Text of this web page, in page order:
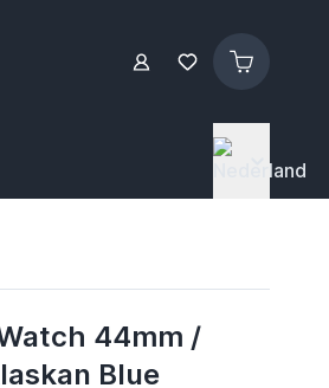
44mm /
Blue